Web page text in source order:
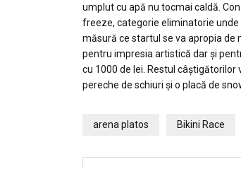
umplut cu apă nu tocmai caldă.
freeze, categorie eliminatorie unde
măsură ce startul se va apropia de
pentru impresia artistică dar și
cu 1000 de lei. Restul
pereche de schiuri și o placă de
arena platos Bikini Race